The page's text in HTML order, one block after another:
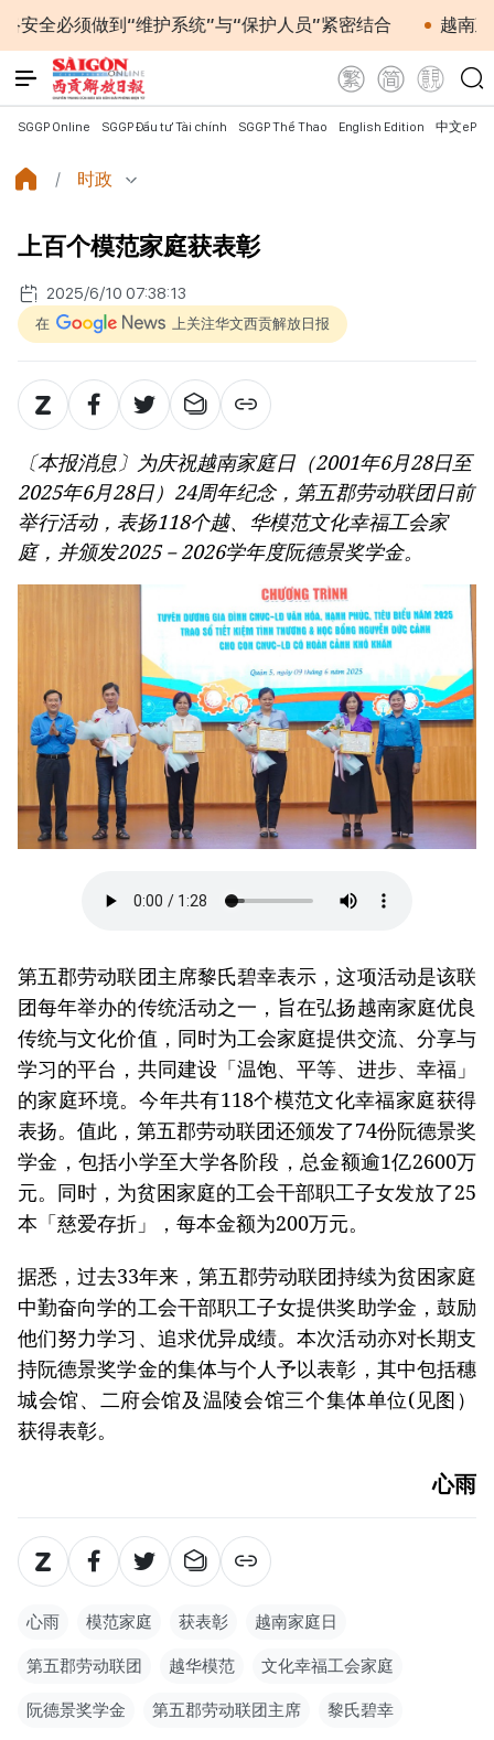
做到“维护系统”与“保护人员”紧密结合 越南政府总理
SGGP Online SGGP Đầu tư Tài chính SGGP Thể Thao English Edition 中文
时政
上百个模范家庭获表彰
2025/6/10 07:38:13
在 上关注华文西贡解放日报
〔本报消息〕为庆祝越南家庭日（2001年6月28日至
2025年6月28日）24周年纪念，第五郡劳动联团日前
举行活动，表扬118个越、华模范文化幸福工会家
庭，并颁发2025－2026学年度阮德景奖学金。
第五郡劳动联团主席黎氏碧幸表示，这项活动是该联
团每年举办的传统活动之一，旨在弘扬越南家庭优良
传统与文化价值，同时为工会家庭提供交流、分享与
学习的平台，共同建设「温饱、平等、进步、幸福」
的家庭环境。今年共有118个模范文化幸福家庭获得
表扬。值此，第五郡劳动联团还颁发了74份阮德景奖
学金，包括小学至大学各阶段，总金额逾1亿2600万
元。同时，为贫困家庭的工会干部职工子女发放了25
本「慈爱存折」，每本金额为200万元。
据悉，过去33年来，第五郡劳动联团持续为贫困家庭
中勤奋向学的工会干部职工子女提供奖助学金，鼓励
他们努力学习、追求优异成绩。本次活动亦对长期支
持阮德景奖学金的集体与个人予以表彰，其中包括穗
城会馆、二府会馆及温陵会馆三个集体单位(见图）
获得表彰。
心雨
心雨 模范家庭 获表彰 越南家庭日
第五郡劳动联团 越华模范 文化幸福工会家庭
阮德景奖学金 第五郡劳动联团主席 黎氏碧幸